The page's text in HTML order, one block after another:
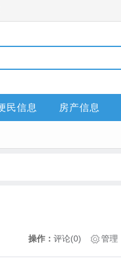
民信息 房产信息
操作： 评论(0) 管理